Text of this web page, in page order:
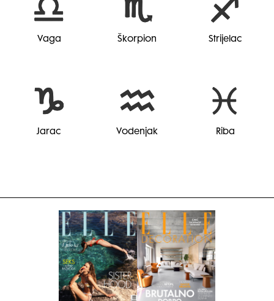
Vaga Škorpion Strijelac
Jarac Vodenjak Riba